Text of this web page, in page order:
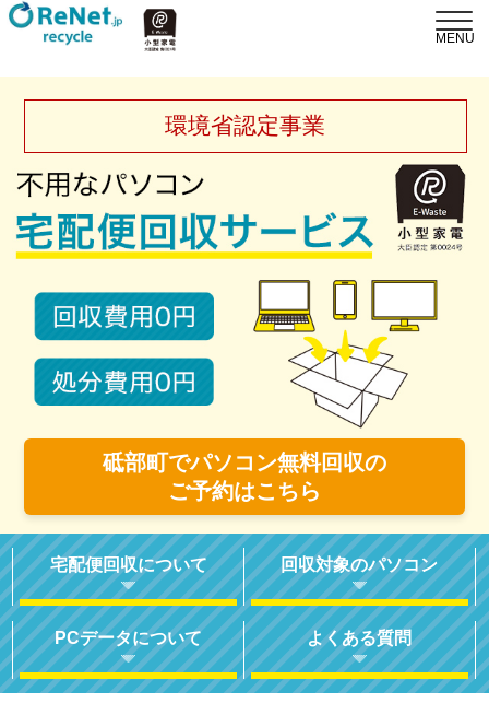
環境省認定事業
砥部町でパソコン無料回収の
ご予約はこちら
宅配便回収について 回収対象のパソコン
PCデータについて よくある質問